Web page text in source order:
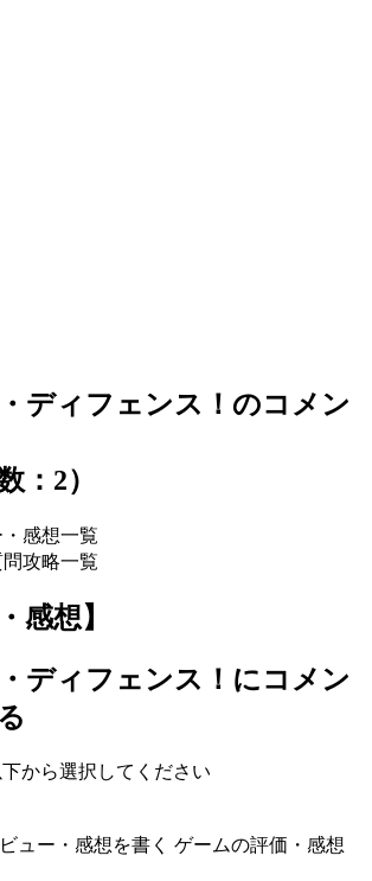
ディフェンス！のコメン
：2）
感想一覧
攻略一覧
感想】
ディフェンス！ にコメン
から選択してください
ュー・感想を書く ゲームの評価・感想